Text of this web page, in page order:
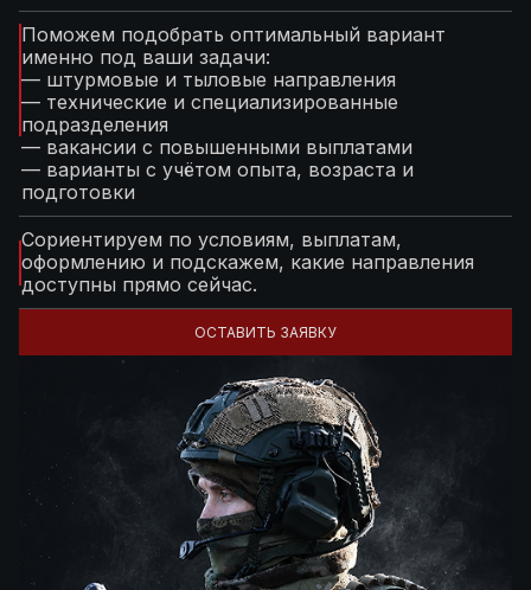
Поможем подобрать оптимальный вариант
именно под ваши задачи:
— штурмовые и тыловые направления
— технические и специализированные
подразделения
— вакансии с повышенными выплатами
— варианты с учётом опыта, возраста и
подготовки
Сориентируем по условиям, выплатам,
оформлению и подскажем, какие направления
доступны прямо сейчас.
ОСТАВИТЬ ЗАЯВКУ